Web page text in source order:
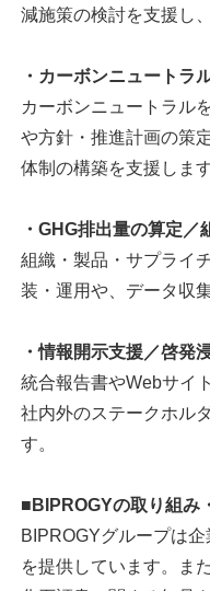
減施策の検討を支援し
・カーボンニュートラ
カーボンニュートラル
や方針・推進計画の策
体制の構築を支援します
・ GHG排出量の算定／
組織・製品・サプライ
装・運用や、データ収
・情報開示支援／啓発
統合報告書やWebサイ
社内外のステークホル
す。
■ BIPROGYの取り組み
BIPROGYグループは
を提供しています。ま